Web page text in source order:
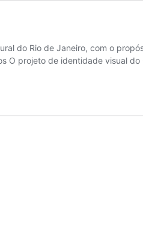
do Rio de Janeiro, com o
O projeto de identidade visual do